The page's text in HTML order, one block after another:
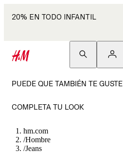
20% EN TODO INFANTIL
PUEDE QUE TAMBIÉN TE GUSTE
COMPLETA TU LOOK
hm.com
/Hombre
/Jeans